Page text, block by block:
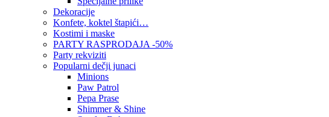
Dekoracije
Konfete, koktel štapići…
Kostimi i maske
PARTY RASPRODAJA -50%
Party rekviziti
Popularni dečji junaci
Minions
Paw Patrol
Pepa Prase
Shimmer & Shine